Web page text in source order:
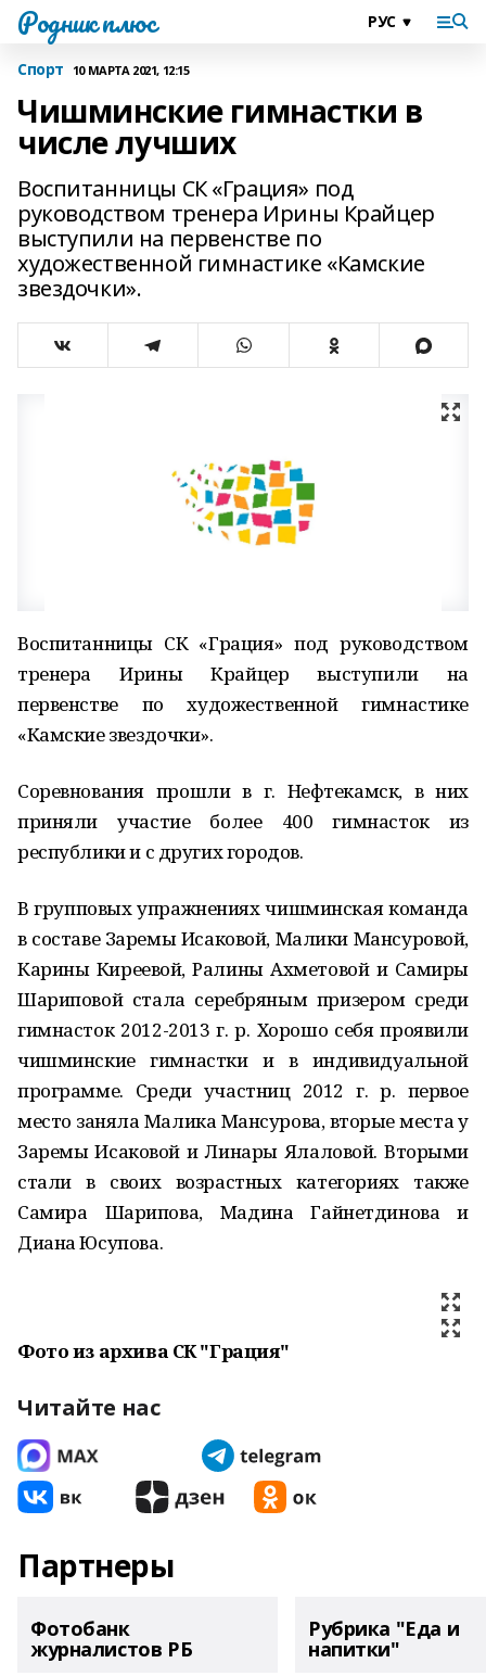
Родник плюс
Спорт 10 МАРТА 2021, 12:15
Чишминские гимнастки в
числе лучших
Воспитанницы СК «Грация» под
руководством тренера Ирины Крайцер
выступили на первенстве по
художественной гимнастике «Камские
звездочки».
Воспитанницы СК «Грация» под руководством
тренера Ирины Крайцер выступили на
первенстве по художественной гимнастике
«Камские звездочки».
Соревнования прошли в г. Нефтекамск, в них
приняли участие более 400 гимнасток из
республики и с других городов.
В групповых упражнениях чишминская команда
в составе Заремы Исаковой, Малики Мансуровой,
Карины Киреевой, Ралины Ахметовой и Самиры
Шариповой стала серебряным призером среди
гимнасток 2012-2013 г. р. Хорошо себя проявили
чишминские гимнастки и в индивидуальной
программе. Среди участниц 2012 г. р. первое
место заняла Малика Мансурова, вторые места у
Заремы Исаковой и Линары Ялаловой. Вторыми
стали в своих возрастных категориях также
Самира Шарипова, Мадина Гайнетдинова и
Диана Юсупова.
Фото из архива СК "Грация"
Читайте нас
Партнеры
Фотобанк
журналистов РБ
Рубрика "Еда и
напитки"